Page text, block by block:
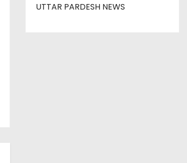
UTTAR PARDESH NEWS